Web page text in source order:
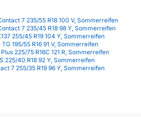
7 235/55 R18 100 V, Sommerreifen
7 235/45 R18 98 Y, Sommerreifen
255/45 R19 104 Y, Sommerreifen
195/55 R16 91 V, Sommerreifen
225/75 R16C 121 R, Sommerreifen
225/40 R18 92 Y, Sommerreifen
7 255/35 R19 96 Y, Sommerreifen